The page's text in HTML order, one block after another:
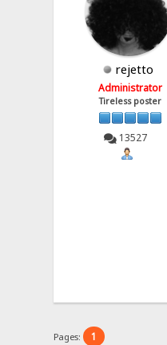
rejetto
Administrator
Tireless poster
13527
Pages: 1